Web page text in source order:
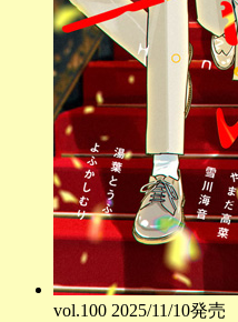
vol.100 2025/11/10発売